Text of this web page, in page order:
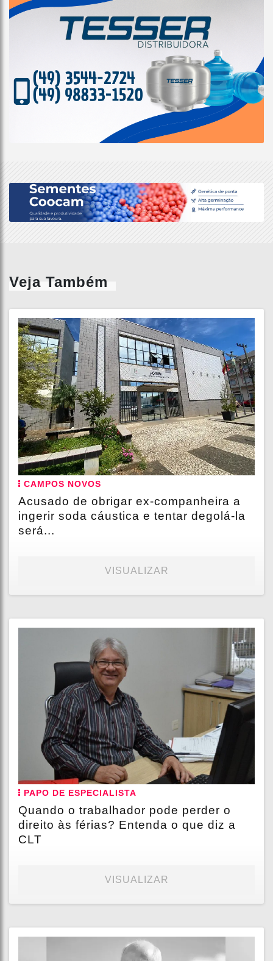
Veja Também
CAMPOS NOVOS
Acusado de obrigar ex-companheira a
ingerir soda cáustica e tentar degolá-la
será...
VISUALIZAR
PAPO DE ESPECIALISTA
Quando o trabalhador pode perder o
direito às férias? Entenda o que diz a
CLT
VISUALIZAR